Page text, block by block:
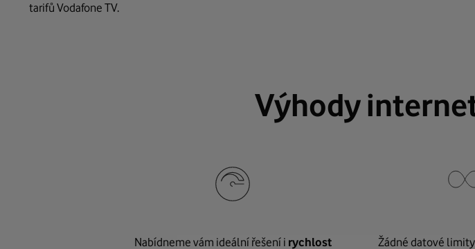
tarifů Vodafone TV.
Výhody
Nabídneme vám ideální řešení i rychlost
Žádné datové